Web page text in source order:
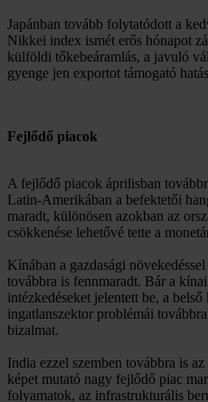
Japánban tovább folytatódott a
Nikkei index ismét erős hónapot
külföldi tőkebeáramlás, a javuló
gyenge jen exportot támogató
Fejlődő piacok
A fejlődő piacok áprilisban
Latin-Amerikában a befektetői
maradt, különösen azokban az
csökkenése lehetővé tette a
Kínában a gazdasági
továbbra is fennmaradt. Bár a
intézkedéseket jelentett be, a belső
ingatlanszektor problémái
bizalmat.
India ezzel szemben továbbra is
képet mutató nagy fejlődő piac
folyamatok, az infrastrukturális